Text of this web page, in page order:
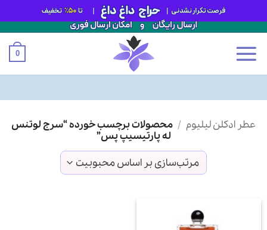
0
عطر ادکلن لیلیوم / محصولات برچسب خورده “سرج لوتنس
له پارتیسیپ پس”